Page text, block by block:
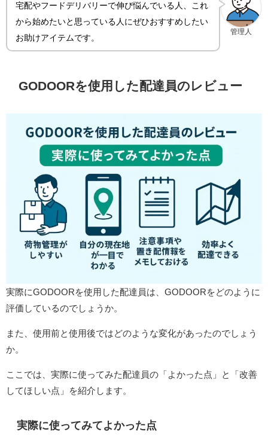
管理人
宅配やフードデリバリーで伸び悩んでいる人、これ
から始めたいと思っている人にぜひおすすめしたい
お助けアイテムです。
GODOORを使用した配達員のレビュー
実際にGODOORを使用した配達員は、GODOORをどのように
評価しているのでしょうか。
また、使用前と使用後ではどのような変化があったのでしょう
か。
ここでは、実際に使ってみた配達員の「よかった点」と「改善
してほしい点」を紹介します。
実際に使ってみてよかった点